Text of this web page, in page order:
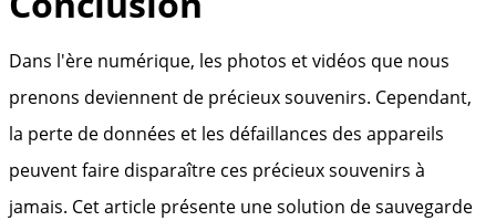
Dans l'ère numérique, les photos et vidéos que nous
prenons deviennent de précieux souvenirs. Cependant,
la perte de données et les défaillances des appareils
peuvent faire disparaître ces précieux souvenirs à
jamais. Cet article présente une solution de sauvegarde